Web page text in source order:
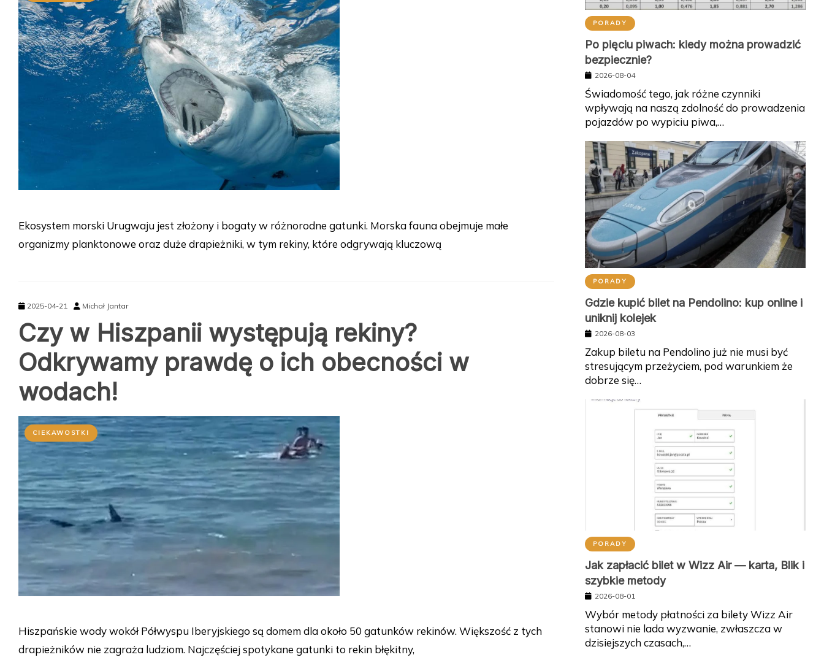
Ekosystem morski Urugwaju jest złożony i bogaty w różnorodne gatunki. Morska fauna obejmuje małe
organizmy planktonowe oraz duże drapieżniki, w tym rekiny, które odgrywają kluczową
2025-04-21 Michał Jantar
Czy w Hiszpanii występują rekiny?
Odkrywamy prawdę o ich obecności w
wodach!
CIEKAWOSTKI
Hiszpańskie wody wokół Półwyspu Iberyjskiego są domem dla około 50 gatunków rekinów. Większość z tych
drapieżników nie zagraża ludziom. Najczęściej spotykane gatunki to rekin błękitny,
PORADY
Po pięciu piwach: kiedy można prowadzić
bezpiecznie?
2026-08-04
Świadomość tego, jak różne czynniki
wpływają na naszą zdolność do prowadzenia
pojazdów po wypiciu piwa,…
PORADY
Gdzie kupić bilet na Pendolino: kup online i
uniknij kolejek
2026-08-03
Zakup biletu na Pendolino już nie musi być
stresującym przeżyciem, pod warunkiem że
dobrze się…
PORADY
Jak zapłacić bilet w Wizz Air — karta, Blik i
szybkie metody
2026-08-01
Wybór metody płatności za bilety Wizz Air
stanowi nie lada wyzwanie, zwłaszcza w
dzisiejszych czasach,…